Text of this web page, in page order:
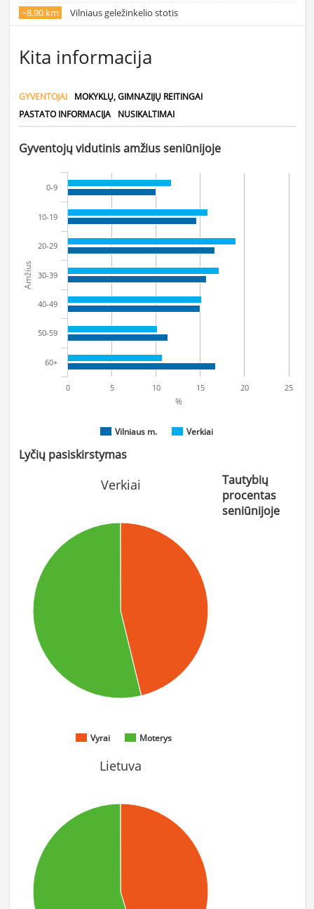
~8.90 km Vilniaus geležinkelio stotis
Kita informacija
GYVENTOJAI
MOKYKLŲ, GIMNAZIJŲ REITINGAI
PASTATO INFORMACIJA
NUSIKALTIMAI
Gyventojų vidutinis amžius seniūnijoje
Amžius
%
Vilniaus m. Verkiai
0-9
10-19
20-29
30-39
40-49
50-59
60+
0 5 10 15 20 25
Lyčių pasiskirstymas
Verkiai
Vyrai Moterys
Lietuva
Tautybių
procentas
seniūnijoje